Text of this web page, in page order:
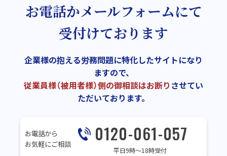
お電話かメールフォームにて
受付けております
企業様の抱える労務問題に特化したサイトになり
ますので、
従業員様（被用者様）側の御相談はお断り させてい
ただいております。
お電話から
お気軽にご相談
0120-061-057
平日9時～18時受付